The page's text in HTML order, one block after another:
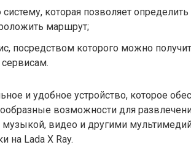
которая позволяет
маршрут;
посредством которого можно
и удобное устройство, которое
возможности для
музыкой, видео и другими
на Lada X Ray.